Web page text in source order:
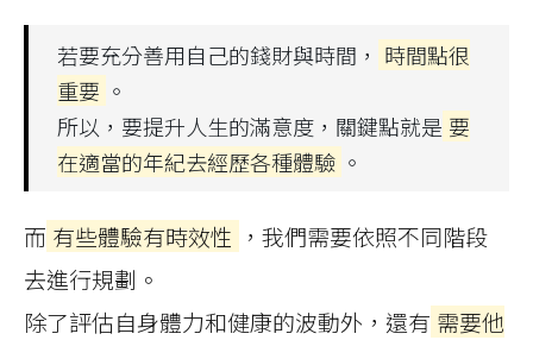
若要充分善用自己的錢財與時間， 時間點很
重要 。
所以，要提升人生的滿意度，關鍵點就是 要
在適當的年紀去經歷各種體驗 。
而 有些體驗有時效性 ，我們需要依照不同階段
去進行規劃。
除了評估自身體力和健康的波動外，還有 需要他